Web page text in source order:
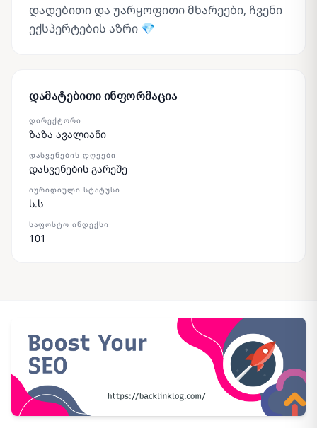
დადებითი და უარყოფითი მხარეები, ჩვენი
ექსპერტების აზრი 💎
დამატებითი ინფორმაცია
ᲓᲘᲠᲔᲥᲢᲝᲠᲘ
ზაზა ავალიანი
ᲓᲐᲡᲕᲔᲜᲔᲑᲘᲡ ᲓᲦᲔᲔᲑᲘ
დასვენების გარეშე
ᲘᲣᲠᲘᲓᲘᲣᲚᲘ ᲡᲢᲐᲢᲣᲡᲘ
ს.ს
ᲡᲐᲤᲝᲡᲢᲝ ᲘᲜᲓᲔᲥᲡᲘ
101